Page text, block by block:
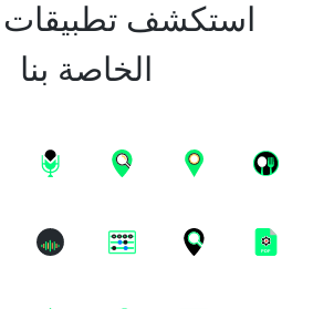
استكشف تطبيقات
الخاصة بنا